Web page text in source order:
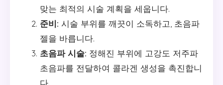
맞는 최적의 시술 계획을 세웁니다.
준비: 시술 부위를 깨끗이 소독하고, 초음파
젤을 바릅니다.
초음파 시술: 정해진 부위에 고강도 저주파
초음파를 전달하여 콜라겐 생성을 촉진합니